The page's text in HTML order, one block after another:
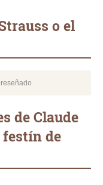
o el
de Claude
festín de